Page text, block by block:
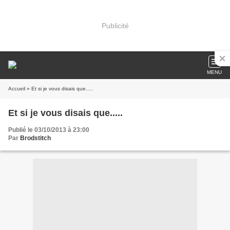
Publicité
MENU
Accueil » Et si je vous disais que.....
Et si je vous disais que.....
Publié le 03/10/2013 à 23:00
Par Brodstitch